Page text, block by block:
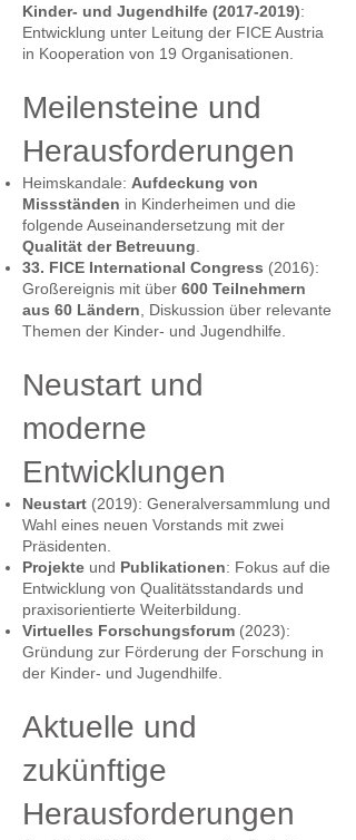
Kinder- und Jugendhilfe (2017-2019):
Entwicklung unter Leitung der FICE Austria
in Kooperation von 19 Organisationen.
Meilensteine und
Herausforderungen
Heimskandale: Aufdeckung von
Missständen in Kinderheimen und die
folgende Auseinandersetzung mit der
Qualität der Betreuung
33. FICE International Congress (2016):
Großereignis mit über 600 Teilnehmern
aus 60 Ländern , Diskussion über relevante
Themen der Kinder- und Jugendhilfe.
Neustart und
moderne
Entwicklungen
Neustart (2019): Generalversammlung und
Wahl eines neuen Vorstands mit zwei
Präsidenten.
Projekte und Publikationen: Fokus auf die
Entwicklung von Qualitätsstandards und
praxisorientierte Weiterbildung.
Virtuelles Forschungsforum (2023):
Gründung zur Förderung der Forschung in
der Kinder- und Jugendhilfe.
Aktuelle und
zukünftige
Herausforderungen